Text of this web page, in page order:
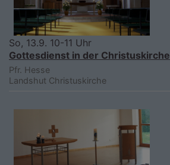
So, 13.9. 10-11 Uhr
Gottesdienst in der Christuskirche
Pfr. Hesse
Landshut Christuskirche